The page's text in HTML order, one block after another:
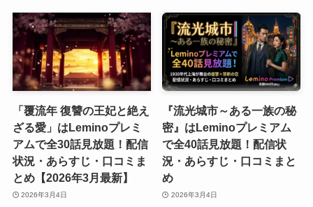
「覆流年 復讐の王妃と絶え
ざる愛」はLeminoプレミ
アムで全30話見放題！配信
状況・あらすじ・口コミま
とめ【2026年3月最新】
2026年3月4日
『流光城市～ある一族の秘
密』はLeminoプレミアム
で全40話見放題！配信状
況・あらすじ・口コミまと
め
2026年3月4日